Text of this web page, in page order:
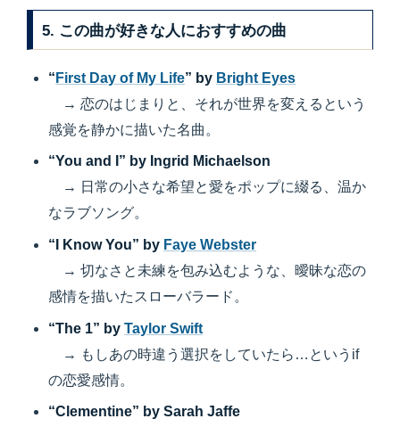
5. この曲が好きな人におすすめの曲
“ First Day of My Life” by Bright Eyes
→ 恋のはじまりと、それが世界を変えるという
感覚を静かに描いた名曲。
“You and I” by Ingrid Michaelson
→ 日常の小さな希望と愛をポップに綴る、温か
なラブソング。
“I Know You” by Faye Webster
→ 切なさと未練を包み込むような、曖昧な恋の
感情を描いたスローバラード。
“The 1” byTaylor Swift
→ もしあの時違う選択をしていたら…というif
の恋愛感情。
“Clementine” by Sarah Jaffe